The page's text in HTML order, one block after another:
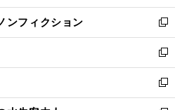
開
く
ウ
で
開
く
ン
ド
ウ
で
開
く
ウ
ィ
ン
ド
ウ
で
開
ンフィクション
新
し
い
ウ
ィ
ン
新
し
い
ウ
新
し